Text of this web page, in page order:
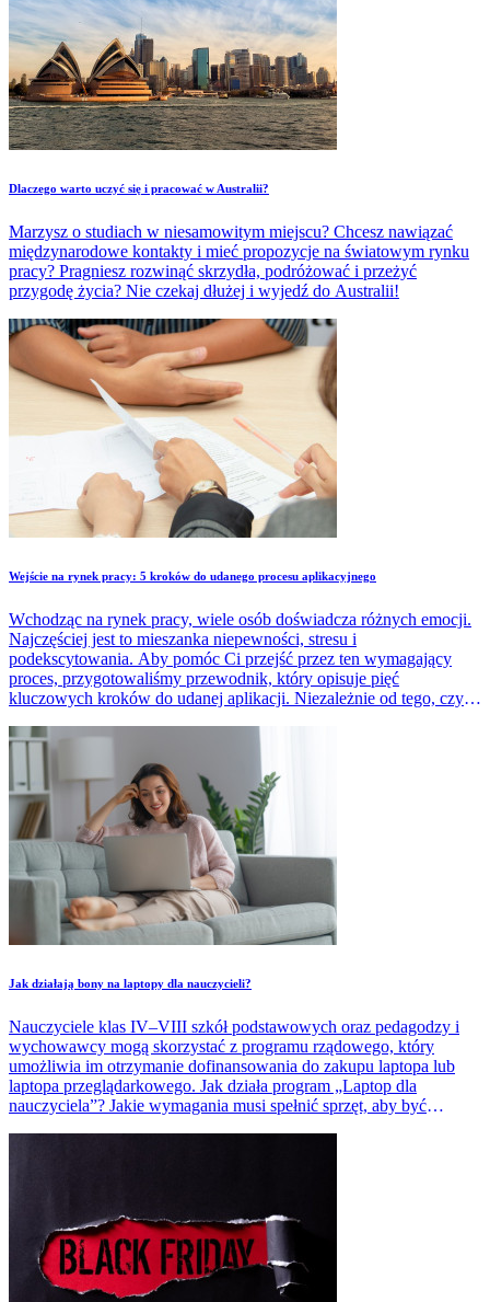
Dlaczego warto uczyć się i pracować w Australii?
Marzysz o studiach w niesamowitym miejscu? Chcesz nawiązać
międzynarodowe kontakty i mieć propozycje na światowym rynku
pracy? Pragniesz rozwinąć skrzydła, podróżować i przeżyć
przygodę życia? Nie czekaj dłużej i wyjedź do Australii!
Wejście na rynek pracy: 5 kroków do udanego procesu aplikacyjnego
Wchodząc na rynek pracy, wiele osób doświadcza różnych emocji.
Najczęściej jest to mieszanka niepewności, stresu i
podekscytowania. Aby pomóc Ci przejść przez ten wymagający
proces, przygotowaliśmy przewodnik, który opisuje pięć
kluczowych kroków do udanej aplikacji. Niezależnie od tego, czy
nowych wyzwań, nasze wskazówki pomogą Ci skutecznie
nawigować po drodze do wymarzonej pracy.
Jak działają bony na laptopy dla nauczycieli?
Nauczyciele klas IV–VIII szkół podstawowych oraz pedagodzy i
wychowawcy mogą skorzystać z programu rządowego, który
umożliwia im otrzymanie dofinansowania do zakupu laptopa lub
laptopa przeglądarkowego. Jak działa program „Laptop dla
nauczyciela”? Jakie wymagania musi spełnić sprzęt, aby być